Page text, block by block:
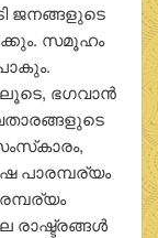
ജനങ്ങളുടെ
സമൂഹം
ഭഗവാന്‍
പാരമ്പര്യം
രാഷ്ട്രങ്ങള്‍